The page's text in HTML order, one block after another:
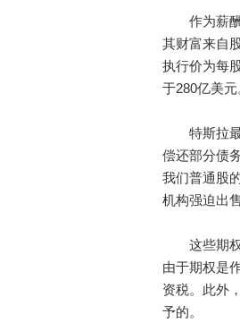
作为薪酬
其财富来自
执行价为每
于280亿美元
特斯拉最
偿还部分债
我们普通股
机构强迫出
这些期权
由于期权是
资税。此外
予的。